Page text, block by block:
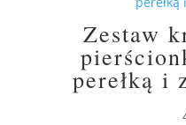
Zestaw
perełką i